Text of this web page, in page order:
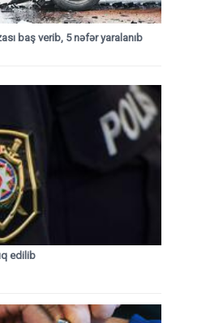
baş verib, 5 nəfər yaralanıb
edilib